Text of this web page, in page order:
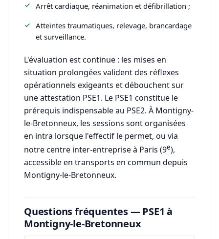
Arrêt cardiaque, réanimation et défibrillation ;
Atteintes traumatiques, relevage, brancardage
et surveillance.
L'évaluation est continue : les mises en
situation prolongées valident des réflexes
opérationnels exigeants et débouchent sur
une attestation PSE1. Le PSE1 constitue le
prérequis indispensable au PSE2. À Montigny-
le-Bretonneux, les sessions sont organisées
en intra lorsque l'effectif le permet, ou via
notre centre inter-entreprise à Paris (9e),
accessible en transports en commun depuis
Montigny-le-Bretonneux.
Questions fréquentes — PSE1 à
Montigny-le-Bretonneux